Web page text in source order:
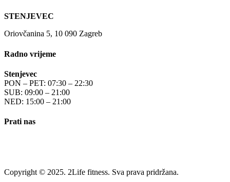
STENJEVEC
Oriovčanina 5, 10 090 Zagreb
Radno vrijeme
Stenjevec
PON – PET: 07:30 – 22:30
SUB: 09:00 – 21:00
NED: 15:00 – 21:00
Prati nas
Copyright © 2025. 2Life fitness. Sva prava pridržana.